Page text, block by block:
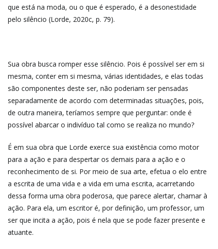
que está na moda, ou o que é esperado, é a desonestidade
pelo silêncio (Lorde, 2020c, p. 79).
Sua obra busca romper esse silêncio. Pois é possível ser em si
mesma, conter em si mesma, várias identidades, e elas todas
são componentes deste ser, não poderiam ser pensadas
separadamente de acordo com determinadas situações, pois,
de outra maneira, teríamos sempre que perguntar: onde é
possível abarcar o indivíduo tal como se realiza no mundo?
É em sua obra que Lorde exerce sua existência como motor
para a ação e para despertar os demais para a ação e o
reconhecimento de si. Por meio de sua arte, efetua o elo entre
a escrita de uma vida e a vida em uma escrita, acarretando
dessa forma uma obra poderosa, que parece alertar, chamar à
ação. Para ela, um escritor é, por definição, um professor, um
ser que incita a ação, pois é nela que se pode fazer presente e
atuante.